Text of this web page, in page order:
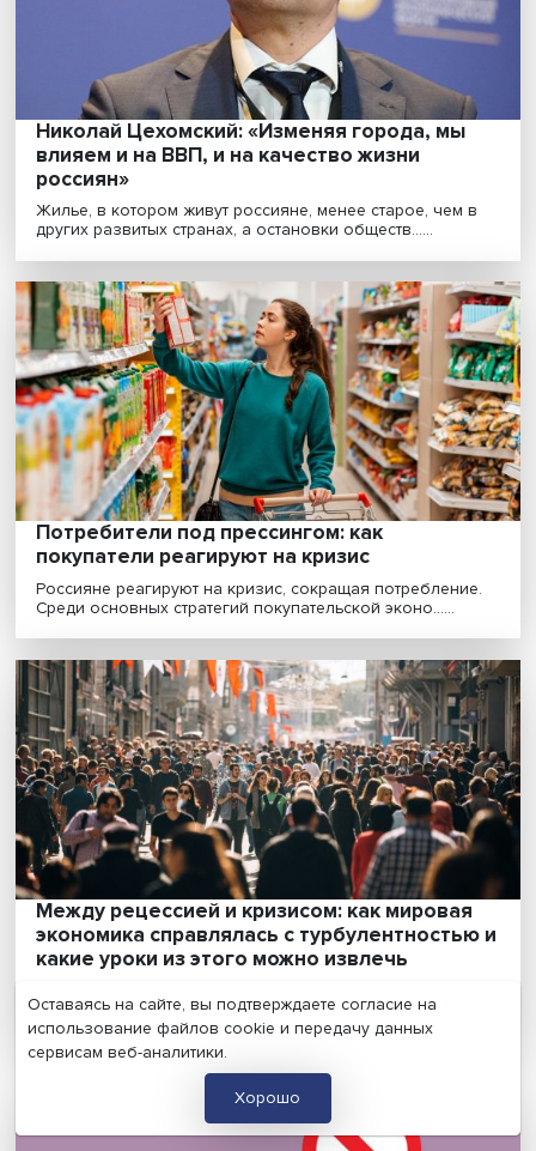
правые
Высокая инфляция, дорогое топливо, последствия
антироссийских санкций — с такими
общеевропейскими......
Китай выбирает путь: чем закончится ХХ
съезд компартии КНР
ХХ съезд компартии Китая, который начнется 16
как ожидается, примет решения, которые опр......